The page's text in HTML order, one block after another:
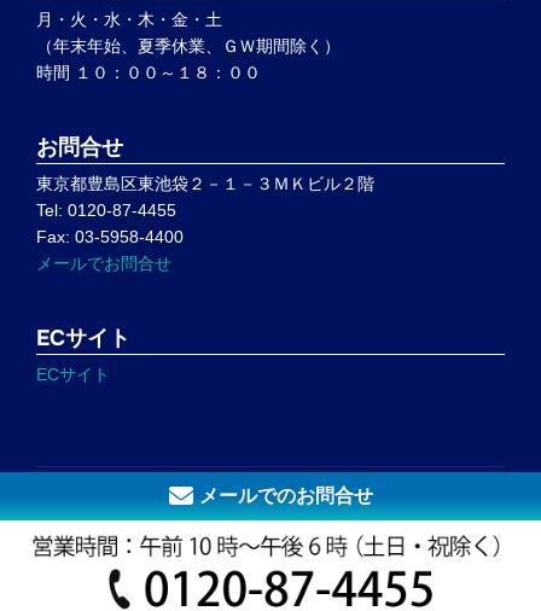
メールでのお問合せ
月・火・水・木・金・土
（年末年始、夏季休業、ＧＷ期間除く）
時間 １０：００～１８：００
お問合せ
東京都豊島区東池袋２－１－３ＭＫビル２階
Tel: 0120-87-4455
Fax: 03-5958-4400
メールでお問合せ
ECサイト
ECサイト
Copyright © 2026 Ｊ－Ｒｅｆｏｒｍ 城陽建設株式会社 住
宅リフォーム・耐震のことなら
Inspiro ThemebyWPZOOM